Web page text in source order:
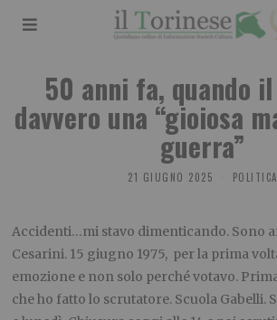
50 anni fa, quando
davvero una “gioiosa
guerra”
21 GIUGNO 2025 POLITICA
Accidenti…mi stavo dimenticando. Sono
Cesarini. 15 giugno 1975, per la prima
emozione e non solo perché votavo.
che ho fatto lo scrutatore. Scuola Gabelli.